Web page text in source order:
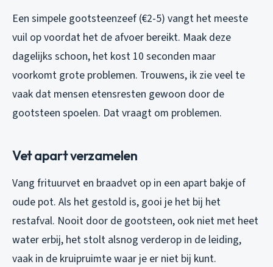
Een simpele gootsteenzeef (€2-5) vangt het meeste
vuil op voordat het de afvoer bereikt. Maak deze
dagelijks schoon, het kost 10 seconden maar
voorkomt grote problemen. Trouwens, ik zie veel te
vaak dat mensen etensresten gewoon door de
gootsteen spoelen. Dat vraagt om problemen.
Vet apart verzamelen
Vang frituurvet en braadvet op in een apart bakje of
oude pot. Als het gestold is, gooi je het bij het
restafval. Nooit door de gootsteen, ook niet met heet
water erbij, het stolt alsnog verderop in de leiding,
vaak in de kruipruimte waar je er niet bij kunt.